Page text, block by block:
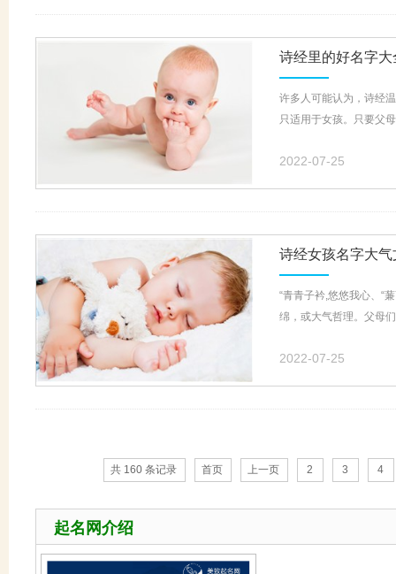
诗经里的好名字大
许多人可能认为，诗经
只适用于女孩。只要父
2022-07-25
诗经女孩名字大
“青青子衿,悠悠我心、“
绵，或大气哲理。父母
2022-07-25
共 160 条记录 首页 上一页 2 3 4
起名网介绍